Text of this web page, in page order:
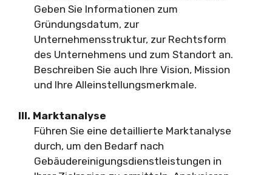
Geben Sie Informationen zum
Gründungsdatum, zur
Unternehmensstruktur, zur Rechtsform
des Unternehmens und zum Standort an.
Beschreiben Sie auch Ihre Vision, Mission
und Ihre Alleinstellungsmerkmale.
III. Marktanalyse
Führen Sie eine detaillierte Marktanalyse
durch, um den Bedarf nach
Gebäudereinigungsdienstleistungen in